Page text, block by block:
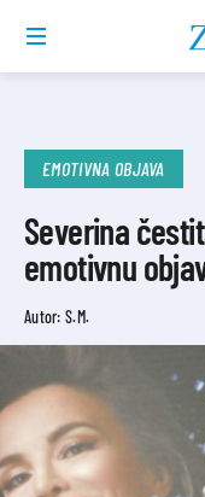
EMOTIVNA OBJAVA
Severina
emotivnu
Autor: S.M.